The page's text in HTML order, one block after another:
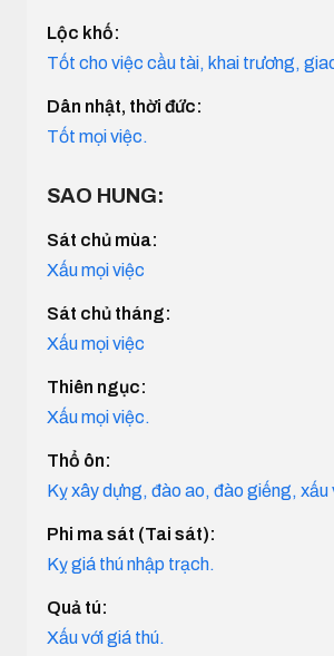
Lộc khố:
Tốt cho việc cầu tài, khai trương,
Dân nhật, thời đức:
Tốt mọi việc.
SAO HUNG:
Sát chủ mùa:
Xấu mọi việc
Sát chủ tháng:
Xấu mọi việc
Thiên ngục:
Xấu mọi việc.
Thổ ôn:
Kỵ xây dựng, đào ao, đào giếng, xấu
Phi ma sát (Tai sát):
Kỵ giá thú nhập trạch.
Quả tú:
Xấu với giá thú.